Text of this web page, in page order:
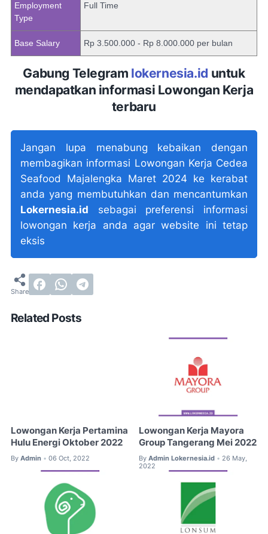
Employment
Type
Full Time
Base Salary Rp 3.500.000 - Rp 8.000.000 per bulan
Gabung Telegram lokernesia.id untuk
mendapatkan informasi Lowongan Kerja
terbaru
Jangan lupa menabung kebaikan dengan
membagikan informasi Lowongan Kerja Cedea
Seafood Majalengka Maret 2024 ke kerabat
anda yang membutuhkan dan mencantumkan
Lokernesia.id sebagai preferensi informasi
lowongan kerja anda agar website ini tetap
eksis
Related Posts
Lowongan Kerja Pertamina
Hulu Energi Oktober 2022
By Admin • 06 Oct, 2022
Lowongan Kerja Mayora
Group Tangerang Mei 2022
By Admin Lokernesia.id • 26 May,
2022